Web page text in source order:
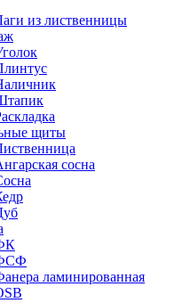
из лиственницы
щиты
сосна
ламинированная